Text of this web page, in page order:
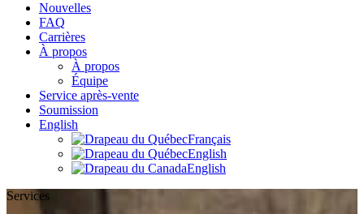
Nouvelles
FAQ
Carrières
À propos
À propos
Équipe
Service après-vente
Soumission
English
Français
English
English
Services